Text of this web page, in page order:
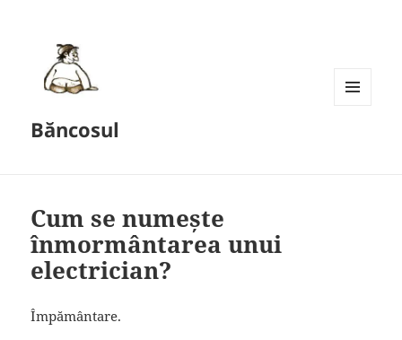
Băncosul
Cum se numește
înmormântarea unui
electrician?
Împământare.